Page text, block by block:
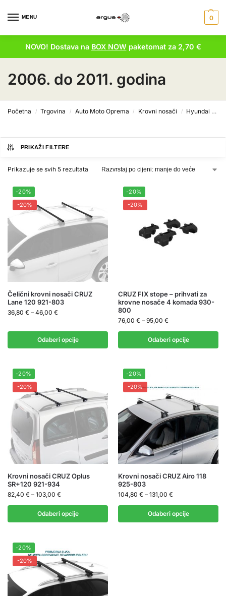
MENU 0
NOVO! Dostava na BOX NOWpaketomat za 2,70 €
2006. do 2011. godina
Početna / Trgovina / Auto Moto Oprema / Krovni nosači / Hyundai krovni nosači
PRIKAŽI FILTERE
Prikazuje se svih 5 rezultata
-20%
-20%
Čelični krovni nosači CRUZ
Lane 120 921-803
36,80 € – 46,00 €
Odaberi opcije
-20%
-20%
CRUZ FIX stope – prihvati za
krovne nosače 4 komada 930-
800
76,00 € – 95,00 €
Odaberi opcije
-20%
-20%
Krovni nosači CRUZ Oplus
SR+120 921-934
82,40 € – 103,00 €
Odaberi opcije
-20%
-20%
Krovni nosači CRUZ Airo 118
925-803
104,80 € – 131,00 €
Odaberi opcije
-20%
-20%